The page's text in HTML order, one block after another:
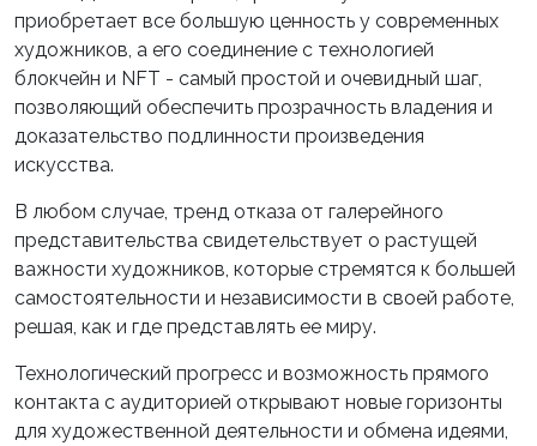
приобретает все большую ценность у современных
художников, а его соединение с технологией
блокчейн и NFT - самый простой и очевидный шаг,
позволяющий обеспечить прозрачность владения и
доказательство подлинности произведения
искусства.
В любом случае, тренд отказа от галерейного
представительства свидетельствует о растущей
важности художников, которые стремятся к большей
самостоятельности и независимости в своей работе,
решая, как и где представлять ее миру.
Технологический прогресс и возможность прямого
контакта с аудиторией открывают новые горизонты
для художественной деятельности и обмена идеями,